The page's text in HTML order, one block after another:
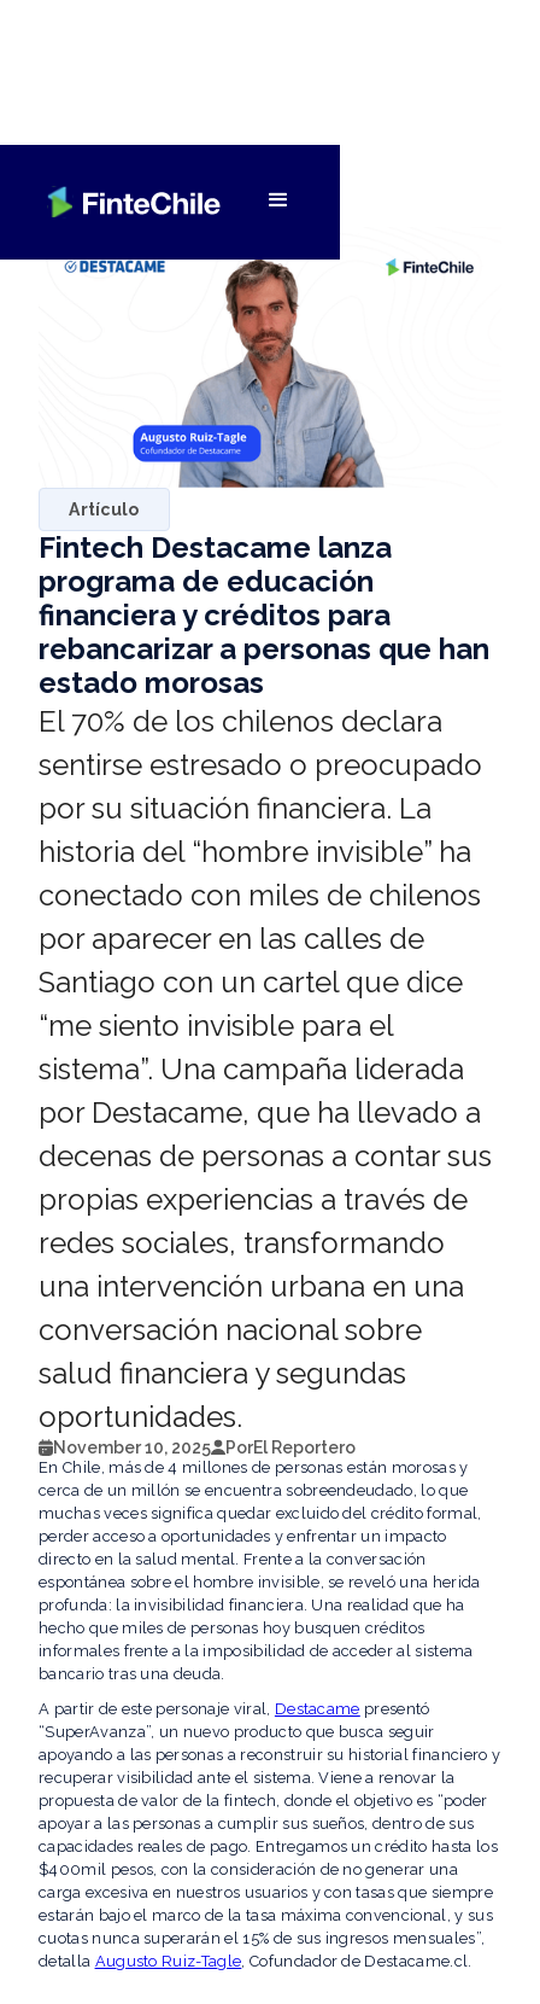
Artículo
Fintech Destacame lanza
programa de educación
financiera y créditos para
rebancarizar a personas que han
estado morosas
El 70% de los chilenos declara
sentirse estresado o preocupado
por su situación financiera. La
historia del “hombre invisible” ha
conectado con miles de chilenos
por aparecer en las calles de
Santiago con un cartel que dice
“me siento invisible para el
sistema”. Una campaña liderada
por Destacame, que ha llevado a
decenas de personas a contar sus
propias experiencias a través de
redes sociales, transformando
una intervención urbana en una
conversación nacional sobre
salud financiera y segundas
oportunidades.
November 10, 2025 PorEl Reportero
En Chile, más de 4 millones de personas están morosas y
cerca de un millón se encuentra sobreendeudado, lo que
muchas veces significa quedar excluido del crédito formal,
perder acceso a oportunidades y enfrentar un impacto
directo en la salud mental. Frente a la conversación
espontánea sobre el hombre invisible, se reveló una herida
profunda: la invisibilidad financiera. Una realidad que ha
hecho que miles de personas hoy busquen créditos
informales frente a la imposibilidad de acceder al sistema
bancario tras una deuda.
A partir de este personaje viral, Destacame presentó
“SuperAvanza”, un nuevo producto que busca seguir
apoyando a las personas a reconstruir su historial financiero y
recuperar visibilidad ante el sistema. Viene a renovar la
propuesta de valor de la fintech, donde el objetivo es “poder
apoyar a las personas a cumplir sus sueños, dentro de sus
capacidades reales de pago. Entregamos un crédito hasta los
$400mil pesos, con la consideración de no generar una
carga excesiva en nuestros usuarios y con tasas que siempre
estarán bajo el marco de la tasa máxima convencional, y sus
cuotas nunca superarán el 15% de sus ingresos mensuales”,
detalla Augusto Ruiz-Tagle , Cofundador de Destacame.cl.